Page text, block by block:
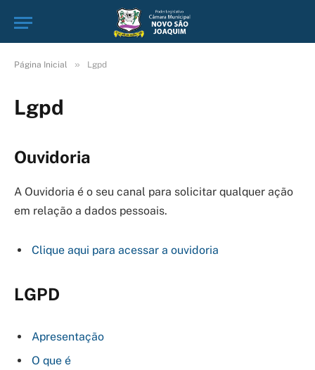
Página Inicial » Lgpd
Lgpd
Ouvidoria
A Ouvidoria é o seu canal para solicitar qualquer ação
em relação a dados pessoais.
Clique aqui para acessar a ouvidoria
LGPD
Apresentação
O que é